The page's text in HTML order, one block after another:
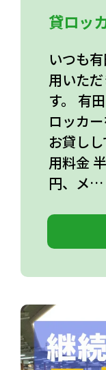
貸ロッ
いつも
用いた
す。 有
ロッカ
お貸し
用料金
円、メ…